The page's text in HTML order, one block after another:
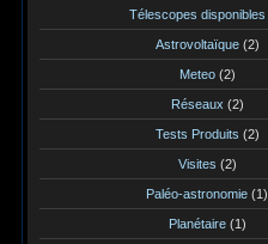
Télescopes disponibles
Astrovoltaïque(2)
Meteo(2)
Réseaux (2)
Tests Produits (2)
Visites (2)
Paléo-astronomie (1)
Planétaire(1)